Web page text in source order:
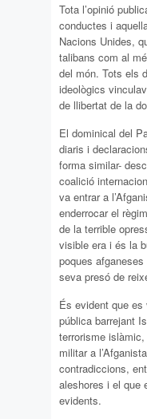
Tota l’opinió
conductes i
Nacions Unides,
talibans com al
del món. Tots els
ideològics
de llibertat de la
El dominical del
diaris i
forma similar-
coalició
va entrar a
enderrocar el
de la terrible
visible era i és la
poques
seva presó de
És evident que es
pública barrejant
terrorisme
militar a
contradiccions,
aleshores i el que
evidents.